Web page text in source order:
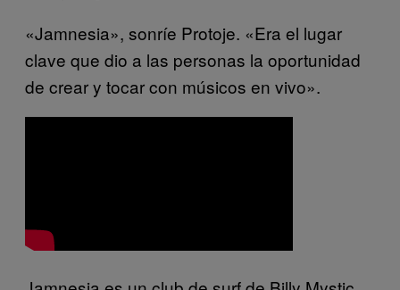
«Jamnesia», sonríe Protoje. «Era el lugar
clave que dio a las personas la oportunidad
de crear y tocar con músicos en vivo».